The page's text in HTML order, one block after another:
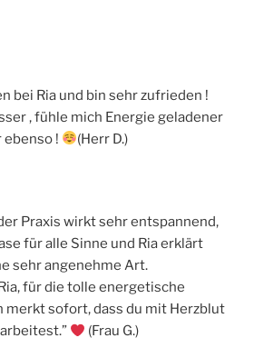
bei Ria und bin sehr zufrieden !
, fühle mich Energie geladener
!
(Herr D.)
Praxis wirkt sehr entspannend,
für alle Sinne und Ria erklärt
sehr angenehme Art.
für die tolle energetische
merkt sofort, dass du mit Herzblut
(Frau G.)